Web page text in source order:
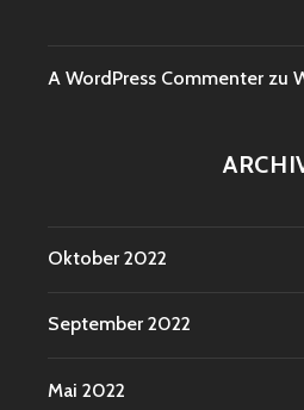
A WordPress Commenter zu
Oktober 2022
September 2022
Mai 2022